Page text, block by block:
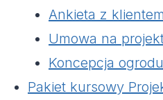
Ankieta z klientem
Umowa na
Koncepcja ogrodu
Pakiet kursowy